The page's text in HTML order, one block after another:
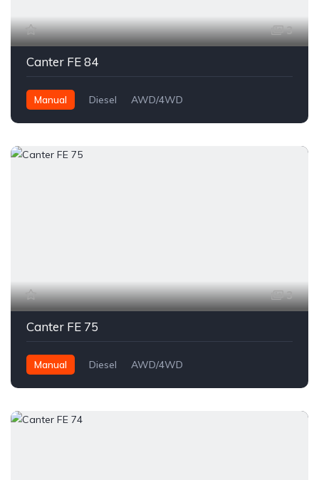
3
Canter FE 84
Manual Diesel AWD/4WD
3
Canter FE 75
Manual Diesel AWD/4WD